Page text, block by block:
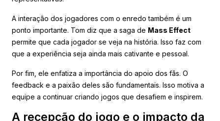
A interação dos jogadores com o enredo também é um
ponto importante. Tom diz que a saga de Mass Effect
permite que cada jogador se veja na história. Isso faz com
que a experiência seja ainda mais cativante e pessoal.
Por fim, ele enfatiza a importância do apoio dos fãs. O
feedback e a paixão deles são fundamentais. Isso motiva a
equipe a continuar criando jogos que desafiem e inspirem.
A recepção do jogo e o impacto da